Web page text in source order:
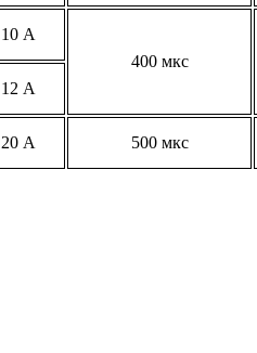
10 А
400 мкс
12 А
20 А 500 мкс